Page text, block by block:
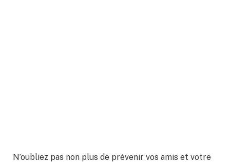
N’oubliez pas non plus de prévenir vos amis et votre